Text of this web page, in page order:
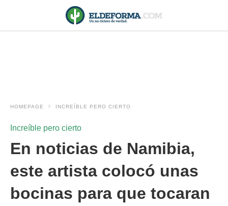
HOMEPAGE INCREÍBLE PERO CIERTO
Increíble pero cierto
En noticias de Namibia,
este artista colocó unas
bocinas para que tocaran